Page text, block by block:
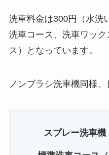
洗車料金は300円（水洗
洗車コース、洗車ワッ
ス）となっています。
ノンブラシ洗車機同様
スプレー洗車